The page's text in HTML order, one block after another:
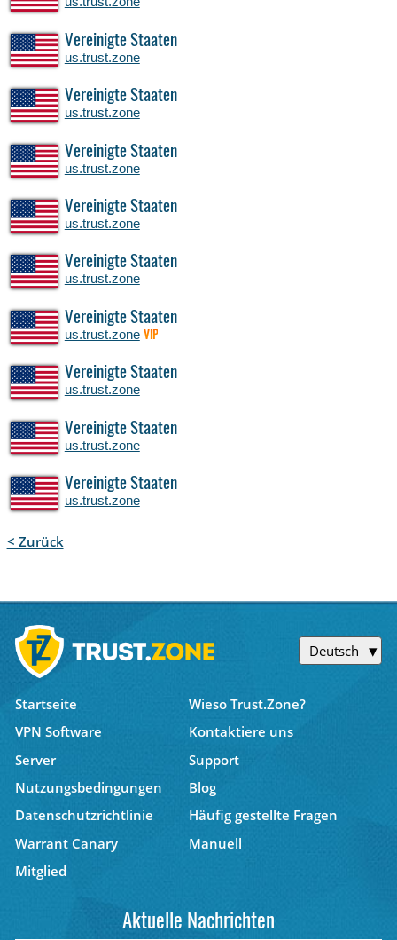
Vereinigte Staaten
us.trust.zone
Vereinigte Staaten
us.trust.zone
Vereinigte Staaten
us.trust.zone
Vereinigte Staaten
us.trust.zone
Vereinigte Staaten
us.trust.zone
Vereinigte Staaten
us.trust.zone VIP
Vereinigte Staaten
us.trust.zone
Vereinigte Staaten
us.trust.zone
Vereinigte Staaten
us.trust.zone
< Zurück
Deutsch
Startseite
Wieso Trust.Zone?
VPN Software
Kontaktiere uns
Server
Support
Nutzungsbedingungen
Blog
Datenschutzrichtlinie
Häufig gestellte Fragen
Warrant Canary
Manuell
Mitglied
Aktuelle Nachrichten